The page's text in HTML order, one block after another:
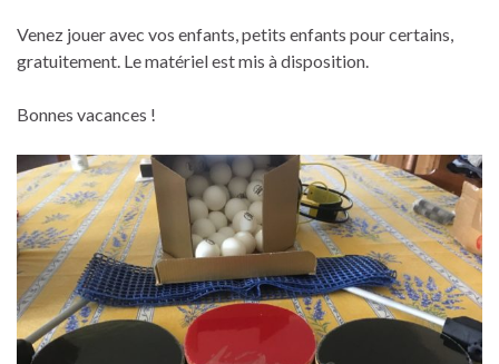
Venez jouer avec vos enfants, petits enfants pour certains,
gratuitement. Le matériel est mis à disposition.
Bonnes vacances !